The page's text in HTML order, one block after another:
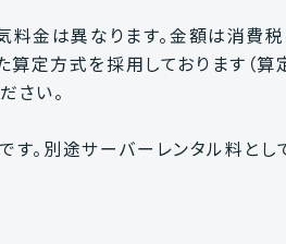
金は異なります。金額は消費
定方式を採用しております（算
さい。
。別途サーバーレンタル料と